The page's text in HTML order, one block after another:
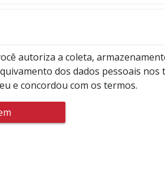
autoriza a coleta,
dos dados pessoais nos
e concordou com os termos.